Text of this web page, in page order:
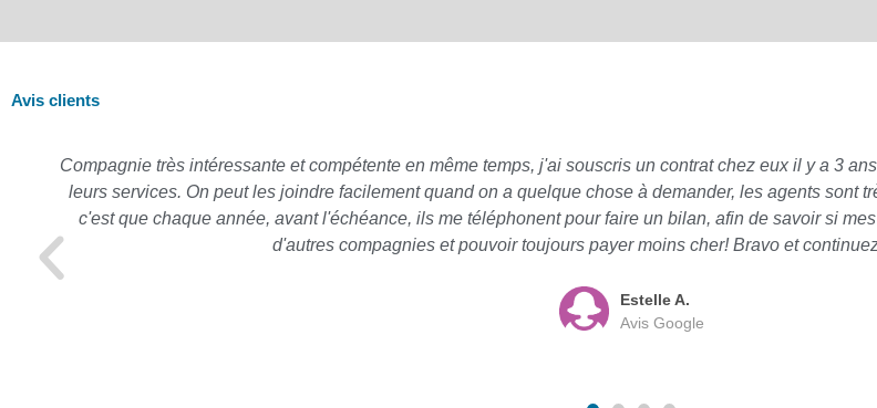
Avis clients
Compagnie très intéressante et compétente en même temps, j'ai souscris un contrat chez eux il y a 3
leurs services. On peut les joindre facilement quand on a quelque chose à demander, les agents sont
c'est que chaque année, avant l'échéance, ils me téléphonent pour faire un bilan, afin de savoir si
d'autres compagnies et pouvoir toujours payer moins cher! Bravo et
Estelle A.
Avis Google